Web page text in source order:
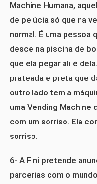
Machine Humana,
de pelúcia só que na
normal. É uma pessoa
desce na piscina de
que ela pegar ali é
prateada e preta que
outro lado tem a
uma Vending Machine
com um sorriso. Ela
sorriso.
6- A Fini pretende
parcerias com o